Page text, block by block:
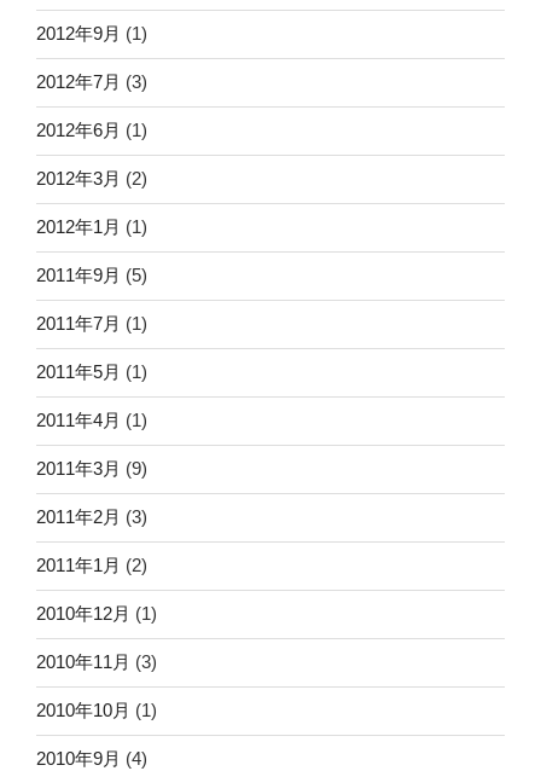
2012年9月 (1)
2012年7月 (3)
2012年6月 (1)
2012年3月 (2)
2012年1月 (1)
2011年9月 (5)
2011年7月 (1)
2011年5月 (1)
2011年4月 (1)
2011年3月 (9)
2011年2月 (3)
2011年1月 (2)
2010年12月 (1)
2010年11月 (3)
2010年10月 (1)
2010年9月 (4)